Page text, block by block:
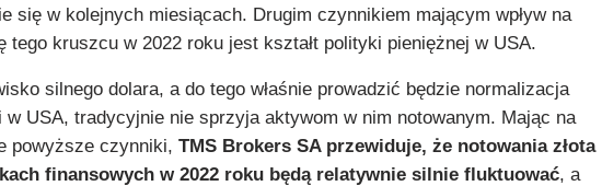
się w kolejnych miesiącach. Drugim czynnikiem mającym wpływ na
tego kruszcu w 2022 roku jest kształt polityki pieniężnej w USA.
silnego dolara, a do tego właśnie prowadzić będzie normalizacja
w USA, tradycyjnie nie sprzyja aktywom w nim notowanym. Mając na
powyższe czynniki,TMS Brokers SA przewiduje, że notowania złota
finansowych w 2022 roku będą relatywnie silnie fluktuować, a